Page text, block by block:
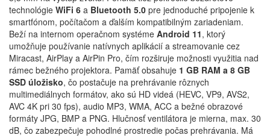
technológie WiFi 6 a Bluetooth 5.0 pre jednoduché pripojenie k
smartfónom, počítačom a ďalším kompatibilným zariadeniam.
Beží na internom operačnom systéme Android 11, ktorý
umožňuje používanie natívnych aplikácií a streamovanie cez
Miracast, AirPlay a AirPin Pro, čím rozširuje možnosti využitia nad
rámec bežného projektora. Pamäť obsahuje 1 GB RAM a 8 GB
SSD úložisko, čo postačuje na prehrávanie rôznych
multimediálnych formátov, ako sú HD videá (HEVC, VP9, AVS2,
AVC 4K pri 30 fps), audio MP3, WMA, ACC a bežné obrazové
formáty JPG, BMP a PNG. Hlučnosť ventilátora je mierna, max. 30
dB, čo zabezpečuje pohodlné prostredie počas prehrávania. Má